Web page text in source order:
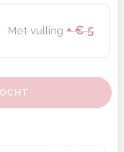
Met vulling + € 5